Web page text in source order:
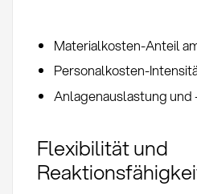
Materialkosten-Anteil
Personalkosten-
Anlagenauslastung
Flexibilität und